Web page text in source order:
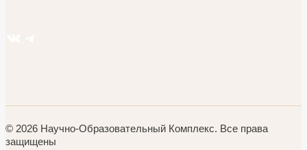
© 2026 Научно-Образовательный Комплекс. Все права
защищены